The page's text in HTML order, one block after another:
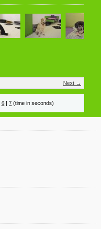
Next →
6 7 (time in seconds)